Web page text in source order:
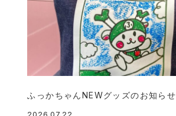
ふっかちゃんNEWグッズのお知らせ